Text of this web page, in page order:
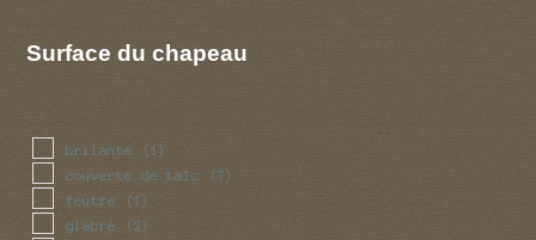
Surface du chapeau
brilante (1)
couverte de talc (7)
feutre (1)
glabre (2)